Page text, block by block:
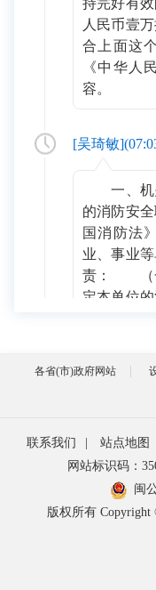
持完好有
人民币壹
合上面这
《中华人
容。
[吴琦敏](
一、机
的消防安
国消防法
业、事业
责： （一
定本单位
组织检
（三）对
完整准确
散通道、
证防火防
标准； （
定的其他
各省(市)政府网站
联系我们 站点地图
网站标识码：
闽
版权所有 Copyright